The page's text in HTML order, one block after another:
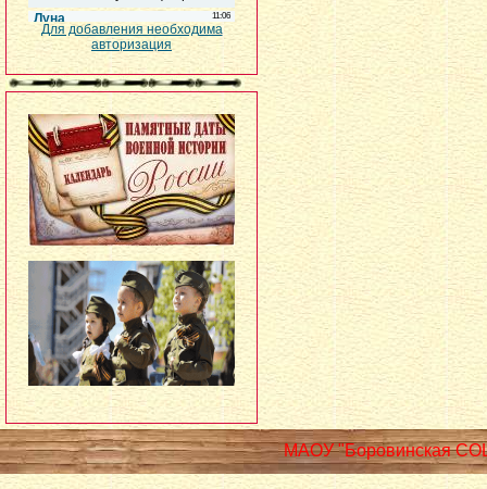
Для добавления необходима
авторизация
МАОУ "Боровинская